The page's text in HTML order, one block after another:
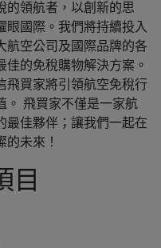
的領航者，以創新的思
眼國際。我們將持續投入
航空公司及國際品牌的各
的免稅購物解決方案。
飛買家將引領航空免稅行
。 飛買家不僅是一家航
最佳夥伴；讓我們一起在
未來！
目